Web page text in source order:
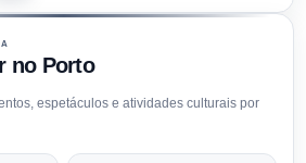
no Porto
espetáculos e atividades culturais por